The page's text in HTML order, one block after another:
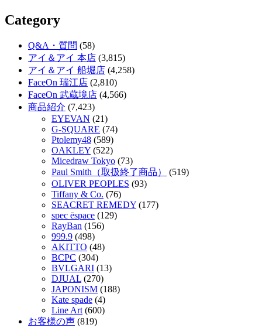
Category
Q&A・質問 (58)
アイ＆アイ 本店 (3,815)
アイ＆アイ 船堀店 (4,258)
FaceOn 瑞江店 (2,810)
FaceOn 武蔵境店 (4,566)
商品紹介 (7,423)
EYEVAN (21)
G-SQUARE (74)
Ptolemy48 (589)
OAKLEY (522)
Micedraw Tokyo (73)
Paul Smith（取扱終了商品）
(519)
OLIVER PEOPLES (93)
Tiffany & Co. (76)
SEACRET REMEDY (177)
spec ēspace (129)
RayBan (156)
999.9 (498)
AKITTO (48)
BCPC (304)
BVLGARI (13)
DJUAL (270)
JAPONISM (188)
Kate spade (4)
Line Art (600)
お客様の声 (819)